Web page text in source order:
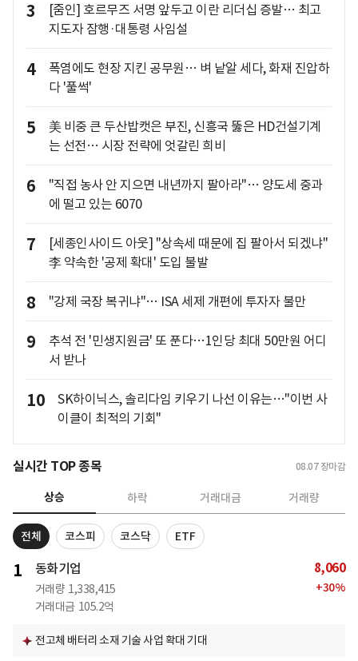
3
[줌인] 호르무즈 서명 앞두고 이란 리더십 증발… 최고
지도자 잠행·대통령 사임설
4
폭염에도 현장 지킨 공무원… 벼 낱알 세다, 화재 진압하
다 '풀썩'
5
美 비중 큰 두산밥캣은 부진, 신흥국 뚫은 HD건설기계
는 선전… 시장 전략에 엇갈린 희비
6
"직접 농사 안 지으면 내년까지 팔아라"… 양도세 중과
에 떨고 있는 6070
7
[세종인사이드 아웃] "상속세 때문에 집 팔아서 되겠냐"
李 약속한 '공제 확대' 도입 불발
8 "강제 국장 복귀냐"… ISA 세제 개편에 투자자 불만
9
추석 전 '민생지원금' 또 푼다…1인당 최대 50만원 어디
서 받나
10
SK하이닉스, 솔리다임 키우기 나선 이유는…"이번 사
이클이 최적의 기회"
실시간 TOP 종목 08.07 장마감
상승 하락 거래대금 거래량
전체 코스피 코스닥 ETF
1 동화기업
거래량 1,338,415
거래대금 105.2억
8,060
+30%
전고체 배터리 소재 기술 사업 확대 기대